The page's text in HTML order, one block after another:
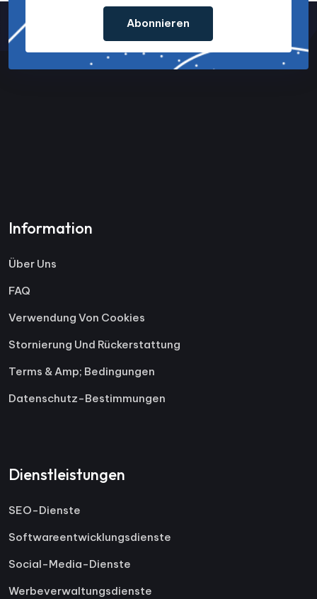
Abonnieren
Information
Über Uns
FAQ
Verwendung Von Cookies
Stornierung Und Rückerstattung
Terms & Amp; Bedingungen
Datenschutz-Bestimmungen
Dienstleistungen
SEO-Dienste
Softwareentwicklungsdienste
Social-Media-Dienste
Werbeverwaltungsdienste